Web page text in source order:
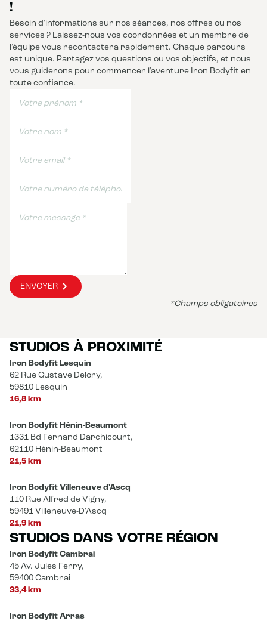
!
Besoin d’informations sur nos séances, nos offres ou nos
services ? Laissez-nous vos coordonnées et un membre de
l’équipe vous recontactera rapidement. Chaque parcours
est unique. Partagez vos questions ou vos objectifs, et nous
vous guiderons pour commencer l’aventure Iron Bodyfit en
toute confiance.
ENVOYER
*Champs obligatoires
STUDIOS À PROXIMITÉ
Iron Bodyfit Lesquin
62 Rue Gustave Delory,
59810 Lesquin
16,8 km
Iron Bodyfit Hénin-Beaumont
1331 Bd Fernand Darchicourt,
62110 Hénin-Beaumont
21,5 km
Iron Bodyfit Villeneuve d'Ascq
110 Rue Alfred de Vigny,
59491 Villeneuve-D'Ascq
21,9 km
STUDIOS DANS VOTRE RÉGION
Iron Bodyfit Cambrai
45 Av. Jules Ferry,
59400 Cambrai
33,4 km
Iron Bodyfit Arras